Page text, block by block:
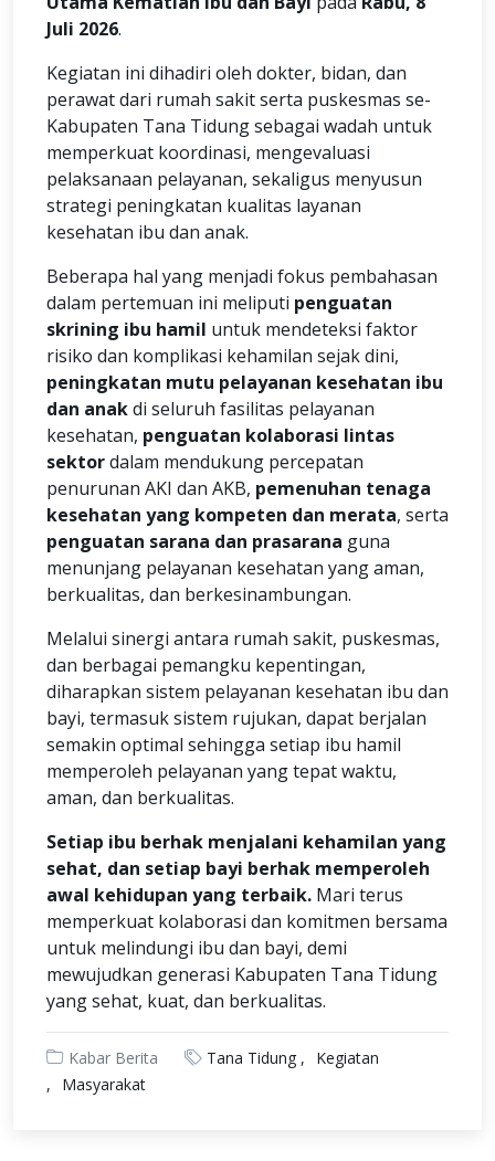
Juli 2026.
Kegiatan ini dihadiri oleh dokter, bidan, dan
perawat dari rumah sakit serta puskesmas se-
Kabupaten Tana Tidung sebagai wadah untuk
memperkuat koordinasi, mengevaluasi
pelaksanaan pelayanan, sekaligus menyusun
strategi peningkatan kualitas layanan
kesehatan ibu dan anak.
Beberapa hal yang menjadi fokus pembahasan
dalam pertemuan ini meliputi penguatan
skrining ibu hamil untuk mendeteksi faktor
risiko dan komplikasi kehamilan sejak dini,
peningkatan mutu pelayanan kesehatan ibu
dan anakdi seluruh fasilitas pelayanan
kesehatan, penguatan kolaborasi lintas
sektordalam mendukung percepatan
penurunan AKI dan AKB, pemenuhan tenaga
kesehatan yang kompeten dan merata, serta
penguatan sarana dan prasarana guna
menunjang pelayanan kesehatan yang aman,
berkualitas, dan berkesinambungan.
Melalui sinergi antara rumah sakit, puskesmas,
dan berbagai pemangku kepentingan,
diharapkan sistem pelayanan kesehatan ibu dan
bayi, termasuk sistem rujukan, dapat berjalan
semakin optimal sehingga setiap ibu hamil
memperoleh pelayanan yang tepat waktu,
aman, dan berkualitas.
Setiap ibu berhak menjalani kehamilan yang
sehat, dan setiap bayi berhak memperoleh
awal kehidupan yang terbaik. Mari terus
memperkuat kolaborasi dan komitmen bersama
untuk melindungi ibu dan bayi, demi
mewujudkan generasi Kabupaten Tana Tidung
yang sehat, kuat, dan berkualitas.
Kabar Berita Tana Tidung
Kegiatan
Masyarakat